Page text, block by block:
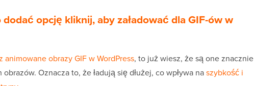
opcję kliknij, aby załadować dla GIF-ów w
animowane obrazy GIF w WordPress, to już wiesz, że są one znacznie
Oznacza to, że ładują się dłużej, co wpływa naszybkość i